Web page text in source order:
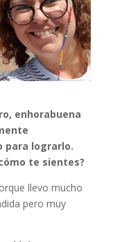
enhorabuena
para lograrlo.
te sientes?
llevo mucho
pero muy